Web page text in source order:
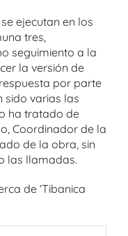
ejecutan en los
tres,
seguimiento a la
la versión de
por parte
sido varias las
ha tratado de
Coordinador de la
de la obra, sin
las llamadas.
de ‘Tibanica